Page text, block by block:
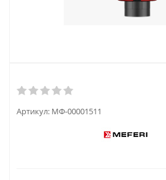
Артикул: МФ-00001511